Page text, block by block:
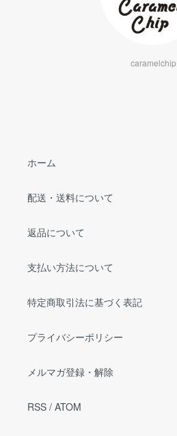
caramelchip
ホーム
配送・送料について
返品について
支払い方法について
特定商取引法に基づく表記
プライバシーポリシー
メルマガ登録・解除
RSS / ATOM